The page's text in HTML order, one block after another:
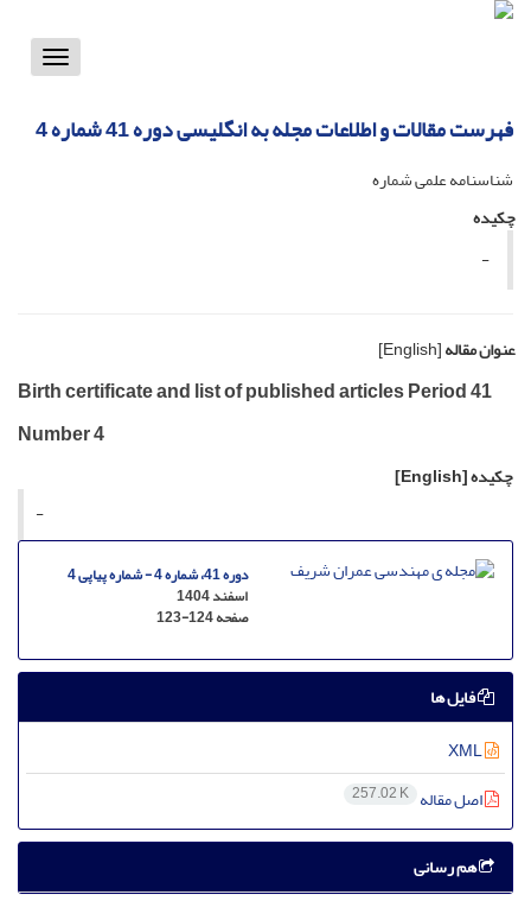
Toggle
فهرست مقالات و اطلاعات مجله به انگلیسی دوره 41 شماره 4
شناسنامه علمی شماره
چکیده
-
عنوان مقاله[English]
Birth certificate and list of published articles Period 41
Number 4
چکیده[English]
-
دوره 41، شماره 4 - شماره پیاپی 4
اسفند 1404
صفحه123-124
فایل ها
اصل مقاله 257.02 K
هم رسانی